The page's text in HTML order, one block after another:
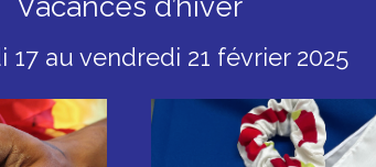
Vacances d’hiver
17 au vendredi 21 février 2025